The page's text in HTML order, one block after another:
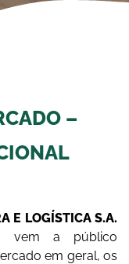
–
E LOGÍSTICA S.A.
vem a público
em geral, os